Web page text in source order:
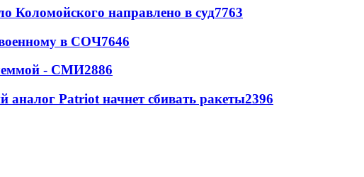
Коломойского направлено в суд7763
в СОЧ7646
- СМИ2886
аналог Patriot начнет сбивать ракеты2396